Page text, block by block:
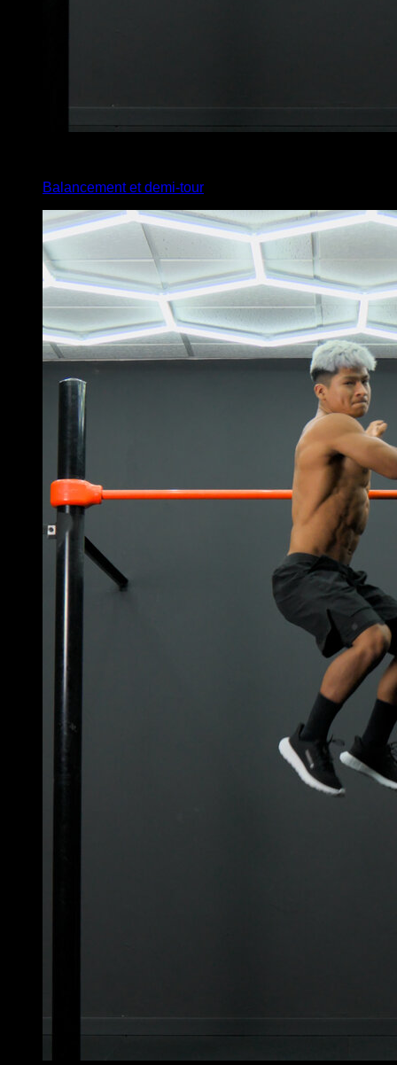
Balancement et demi-tour